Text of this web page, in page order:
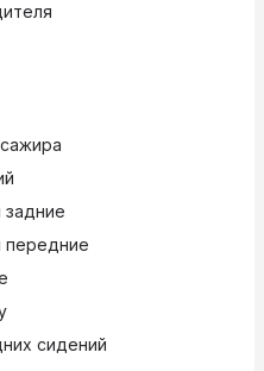
передние
сидений